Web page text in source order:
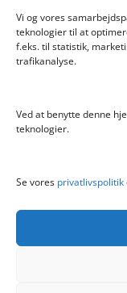
Vi og vores
teknologier til at
f.eks. til statistik,
trafikanalyse.
Ved at benytte denne
teknologier.
Se vores privatlivspolitik
Info
Kontakt
Privatlivspolitik